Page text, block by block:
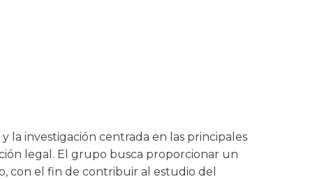
la investigación centrada en las principales
legal. El grupo busca proporcionar un
con el fin de contribuir al estudio del